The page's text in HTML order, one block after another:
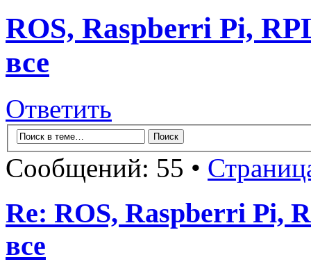
ROS, Raspberri Pi,
все
Ответить
Сообщений: 55 •
Re: ROS, Raspberri Pi,
все